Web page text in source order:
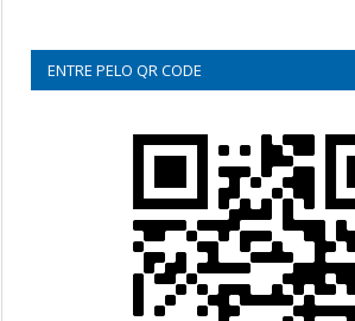
ENTRE PELO QR CODE